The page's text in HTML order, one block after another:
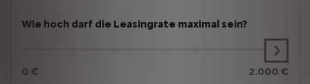
Wie hoch darf die Leasingrate maximal sein?
0 € 2.000 €